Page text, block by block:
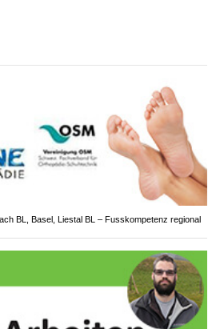
BL, Basel, Liestal BL – Fusskompetenz regional